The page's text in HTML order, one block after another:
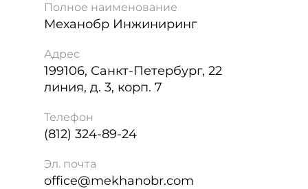
Полное наименование
Механобр Инжиниринг
Адрес
199106, Санкт-Петербург, 22
линия, д. 3, корп. 7
Телефон
(812) 324-89-24
Эл. почта
office@mekhanobr.com